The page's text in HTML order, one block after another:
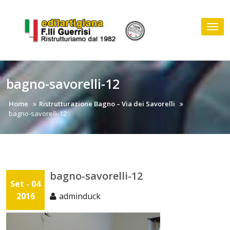
content
bagno-savorelli-12
Home
Ristrutturazione Bagno – Via dei Savorelli
bagno-savorelli-12
Set - 04
2016
bagno-savorelli-12
adminduck